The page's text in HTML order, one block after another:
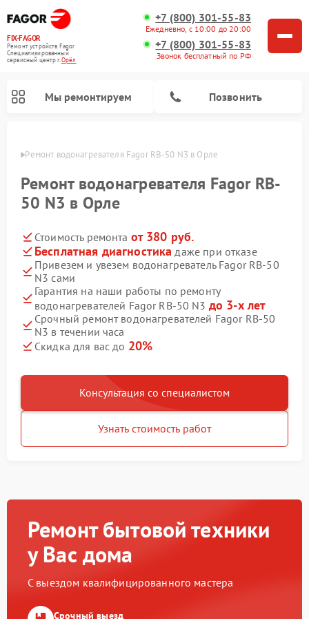
FIX-FAGOR
Ремонт устройств Fagor
Специализированный
cервисный центр г.Орёл
+7 (800) 301-55-83
Ежедневно, с 10:00 до 20:00
+7 (800) 301-55-83
Звонок бесплатный по РФ
Мы ремонтируем Позвонить
Орле Ремонт водонагревателя Fagor RB-50 N3 в Орле
Ремонт водонагревателя Fagor RB-
50 N3 в Орле
Стоимость ремонта от 380 руб.
Бесплатная диагностика даже при отказе
Привезем и увезем водонагреватель Fagor RB-50
N3 сами
Гарантия на наши работы по ремонту
водонагревателей Fagor RB-50 N3 до 3-х лет
Срочный ремонт водонагревателей Fagor RB-50
N3 в течении часа
Скидка для вас до 20%
Консультация со специалистом
Узнать стоимость работ
Ремонт бытовой техники
у Вас дома
С выездом квалифицированного мастера
Срочный выезд